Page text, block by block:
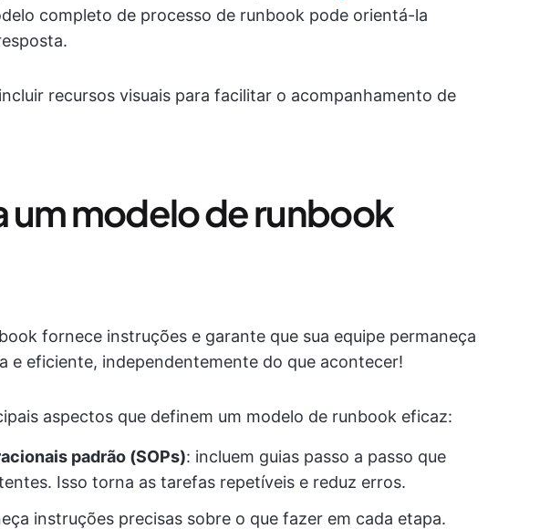
completo de processo de runbook pode orientá-la
recursos visuais para facilitar o acompanhamento de
um modelo de runbook
fornece instruções e garante que sua equipe permaneça
e eficiente, independentemente do que acontecer!
aspectos que definem um modelo de runbook eficaz:
padrão (SOPs): incluem guias passo a passo que
Isso torna as tarefas repetíveis e reduz erros.
instruções precisas sobre o que fazer em cada etapa.